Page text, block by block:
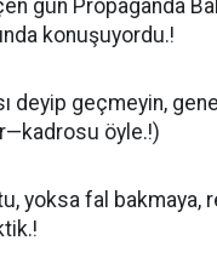
gün Propaganda
konuşuyordu.!
deyip geçmeyin,
öyle.!)
yoksa fal bakmaya,